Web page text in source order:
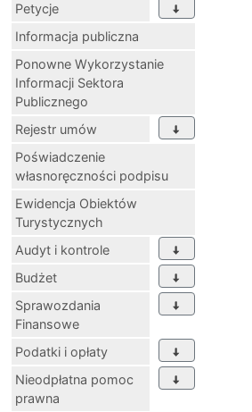
Petycje
Informacja publiczna
Ponowne Wykorzystanie
Informacji Sektora
Publicznego
Rejestr umów
Poświadczenie
własnoręczności podpisu
Ewidencja Obiektów
Turystycznych
Audyt i kontrole
Budżet
Sprawozdania
Finansowe
Podatki i opłaty
Nieodpłatna pomoc
prawna